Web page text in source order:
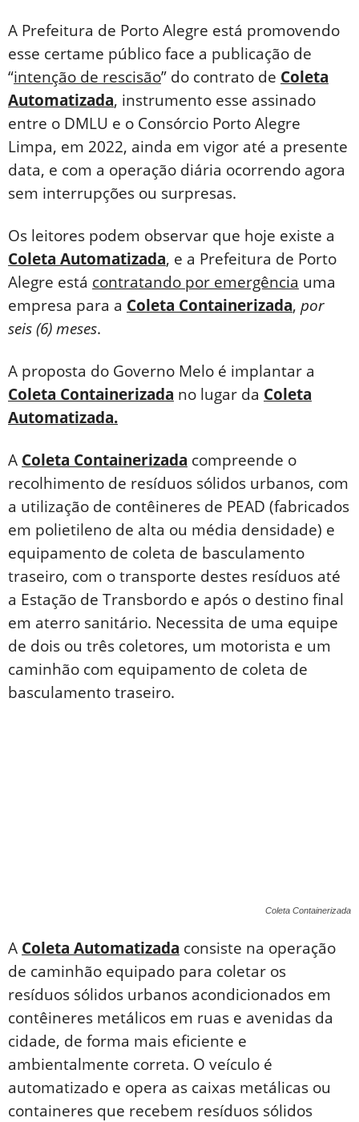
A Prefeitura de Porto Alegre está promovendo
esse certame público face a publicação de
“intenção de rescisão” do contrato de Coleta
Automatizada, instrumento esse assinado
entre o DMLU e o Consórcio Porto Alegre
Limpa, em 2022, ainda em vigor até a presente
data, e com a operação diária ocorrendo agora
sem interrupções ou surpresas.
Os leitores podem observar que hoje existe a
Coleta Automatizada, e a Prefeitura de Porto
Alegre está contratando por emergência uma
empresa para a Coleta Containerizada, por
seis (6) meses.
A proposta do Governo Melo é implantar a
Coleta Containerizada no lugar da Coleta
Automatizada.
A Coleta Containerizada compreende o
recolhimento de resíduos sólidos urbanos, com
a utilização de contêineres de PEAD (fabricados
em polietileno de alta ou média densidade) e
equipamento de coleta de basculamento
traseiro, com o transporte destes resíduos até
a Estação de Transbordo e após o destino final
em aterro sanitário. Necessita de uma equipe
de dois ou três coletores, um motorista e um
caminhão com equipamento de coleta de
basculamento traseiro.
Coleta Containerizada
A Coleta Automatizada consiste na operação
de caminhão equipado para coletar os
resíduos sólidos urbanos acondicionados em
contêineres metálicos em ruas e avenidas da
cidade, de forma mais eficiente e
ambientalmente correta. O veículo é
automatizado e opera as caixas metálicas ou
containeres que recebem resíduos sólidos